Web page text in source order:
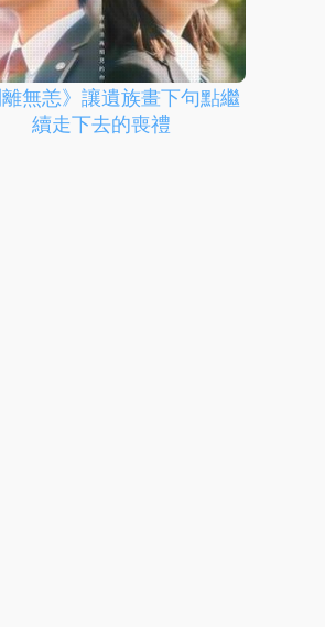
離無恙》讓遺族畫下句點繼
續走下去的喪禮